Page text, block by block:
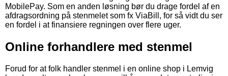
MobilePay. Som en anden løsning bør du drage fordel af en
afdragsordning på stenmelet som fx ViaBill, for så vidt du ser
en fordel i at finansiere regningen over flere uger.
Online forhandlere med stenmel
Forud for at folk handler stenmel i en online shop i Lemvig